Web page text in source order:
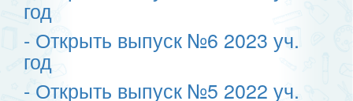
год
- Открыть выпуск №6 2023 уч.
год
- Открыть выпуск №5 2022 уч.